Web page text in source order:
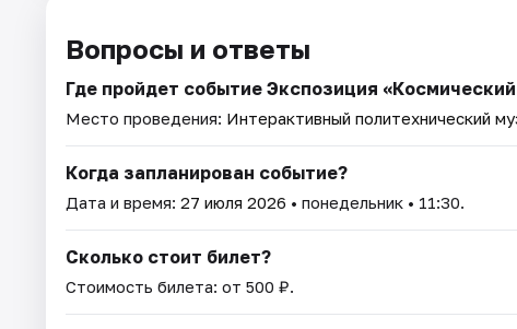
Вопросы и ответы
Где пройдет событие Экспозиция
Место проведения: Интерактивный политехнический
Когда запланирован событие?
Дата и время: 27 июля 2026 • понедельник • 11:30.
Сколько стоит билет?
Стоимость билета: от 500 ₽.